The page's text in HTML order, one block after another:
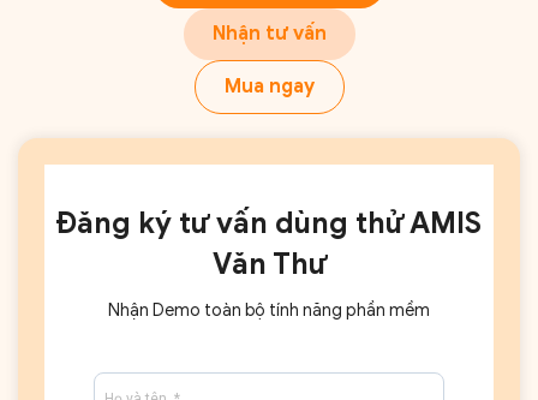
Nhận tư vấn
Mua ngay
Đăng ký tư vấn dùng thử AMIS
Văn Thư
Nhận Demo toàn bộ tính năng phần mềm